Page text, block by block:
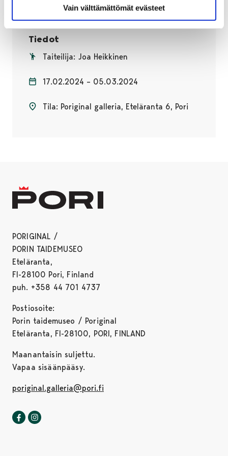
Vain välttämättömät evästeet
Tiedot
Taiteilija: Joa Heikkinen
17.02.2024 – 05.03.2024
Tila: Poriginal galleria, Eteläranta 6, Pori
PORIGINAL /
PORIN TAIDEMUSEO
Eteläranta,
FI-28100 Pori, Finland
puh. +358 44 701 4737
Postiosoite:
Porin taidemuseo / Poriginal
Eteläranta, FI-28100, PORI, FINLAND
Maanantaisin suljettu.
Vapaa sisäänpääsy.
poriginal.galleria@pori.fi
Poriginal-galleria Facebookissa
Avautuu uudessa välilehdessä